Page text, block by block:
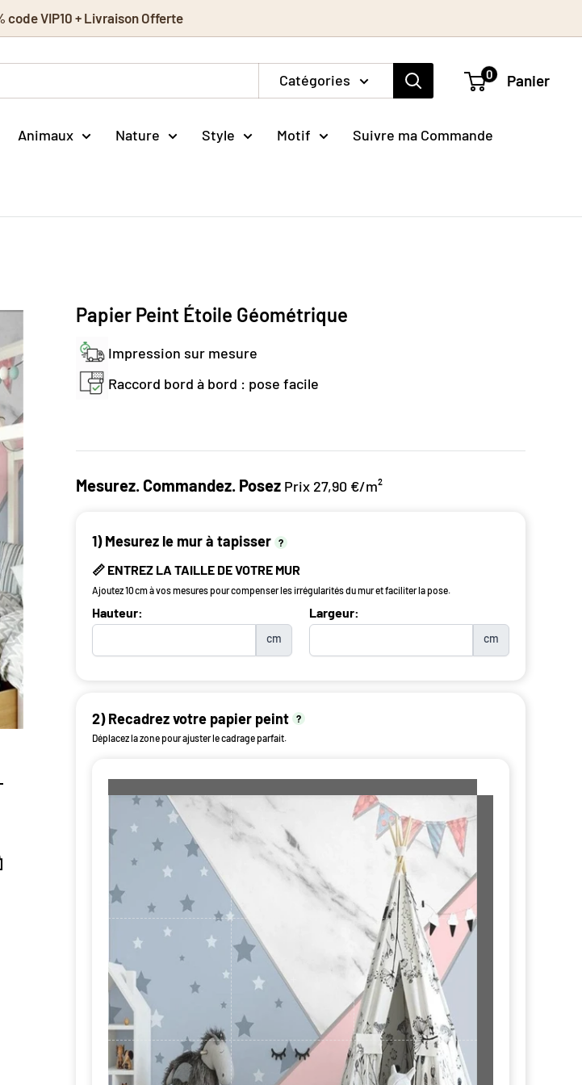
code VIP10 + Livraison Offerte
Catégories 0 Panier
Animaux Nature Style Motif Suivre ma Commande
Papier Peint Étoile Géométrique
Impression sur mesure
Raccord bord à bord : pose facile
Mesurez. Commandez. Posez Prix 27,90 €/m²
1) Mesurez le mur à tapisser ?
📏 ENTREZ LA TAILLE DE VOTRE MUR
Ajoutez 10 cm à vos mesures pour compenser les irrégularités du mur et faciliter la pose.
Hauteur:
cm
Largeur:
cm
2) Recadrez votre papier peint
?
Déplacez la zone pour ajuster le cadrage parfait.